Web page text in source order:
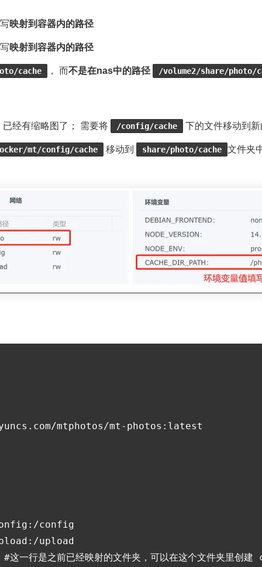
映射到容器内的路径
映射到容器内的路径
cache ， 而不是在nas中的路径 /volume2/share/photo/
经有缩略图了； 需要将 /config/cache 下的文件移动到
mt/config/cache 移动到 share/photo/cache 文件夹
mtphotos/mt-photos:latest
config
upload
是之前已经映射的文件夹，可以在这个文件夹里创建